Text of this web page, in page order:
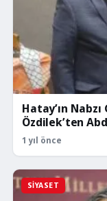
Hatay’ın
Özdilek’ten
1 yıl önce
SIYASET